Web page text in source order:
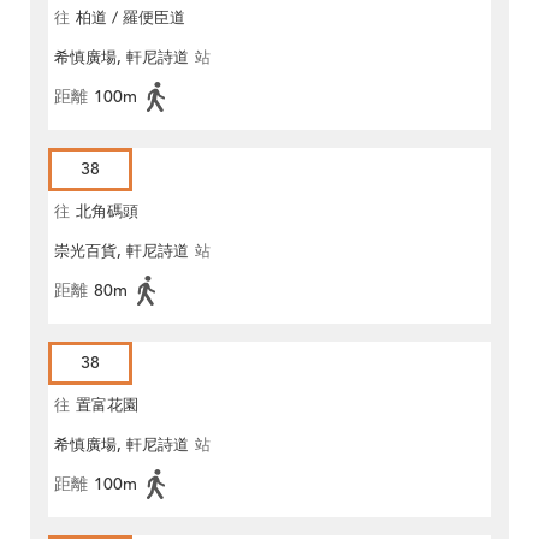
往 柏道 / 羅便臣道
希慎廣場, 軒尼詩道 站
距離 100m
38
往 北角碼頭
崇光百貨, 軒尼詩道 站
距離 80m
38
往 置富花園
希慎廣場, 軒尼詩道 站
距離 100m